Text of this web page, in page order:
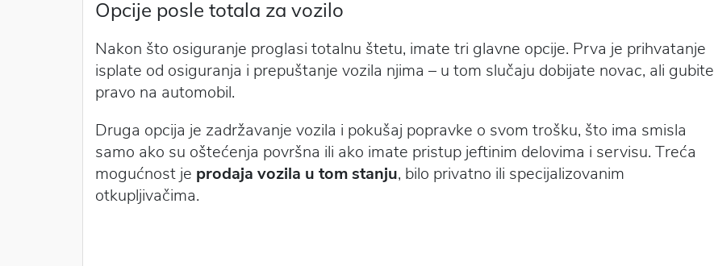
Opcije posle totala za vozilo
Nakon što osiguranje proglasi totalnu štetu, imate tri glavne opcije. Prva je prihvatanje
isplate od osiguranja i prepuštanje vozila njima – u tom slučaju dobijate novac, ali gubite
pravo na automobil.
Druga opcija je zadržavanje vozila i pokušaj popravke o svom trošku, što ima smisla
samo ako su oštećenja površna ili ako imate pristup jeftinim delovima i servisu. Treća
mogućnost je prodaja vozila u tom stanju, bilo privatno ili specijalizovanim
otkupljivačima.